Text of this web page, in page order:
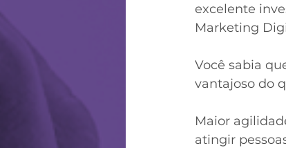
excelente
Marketing
Você sabia
vantajoso do
Maior
atingir